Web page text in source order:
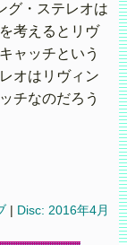
グ・ステレオは
考えるとリヴ
ャッチという
オはリヴィン
チなのだろう
Disc: 2016年4月